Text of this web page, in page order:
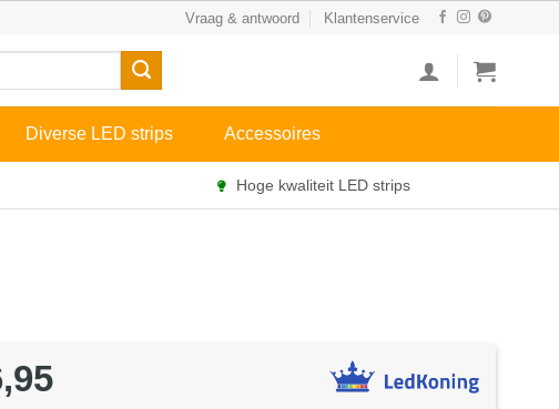
Vraag & antwoord Klantenservice
Diverse LED strips Accessoires
Hoge kwaliteit LED strips